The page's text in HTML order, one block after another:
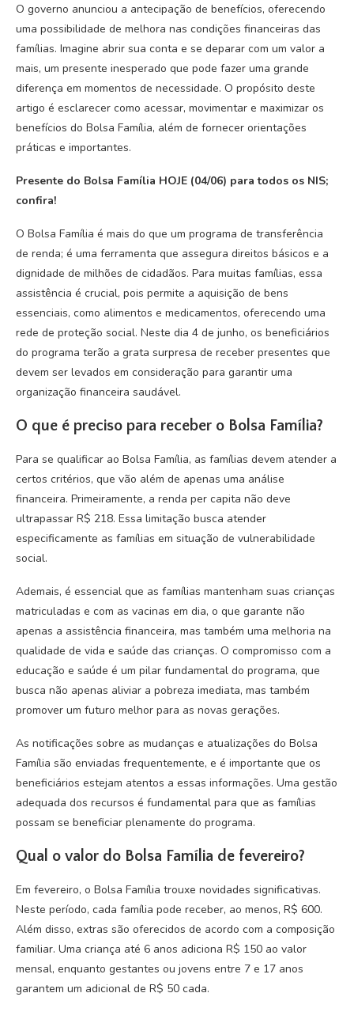
O governo anunciou a antecipação de benefícios, oferecendo
uma possibilidade de melhora nas condições financeiras das
famílias. Imagine abrir sua conta e se deparar com um valor a
mais, um presente inesperado que pode fazer uma grande
diferença em momentos de necessidade. O propósito deste
artigo é esclarecer como acessar, movimentar e maximizar os
benefícios do Bolsa Família, além de fornecer orientações
práticas e importantes.
Presente do Bolsa Família HOJE (04/06) para todos os NIS;
confira!
O Bolsa Família é mais do que um programa de transferência
de renda; é uma ferramenta que assegura direitos básicos e a
dignidade de milhões de cidadãos. Para muitas famílias, essa
assistência é crucial, pois permite a aquisição de bens
essenciais, como alimentos e medicamentos, oferecendo uma
rede de proteção social. Neste dia 4 de junho, os beneficiários
do programa terão a grata surpresa de receber presentes que
devem ser levados em consideração para garantir uma
organização financeira saudável.
O que é preciso para receber o Bolsa Família?
Para se qualificar ao Bolsa Família, as famílias devem atender a
certos critérios, que vão além de apenas uma análise
financeira. Primeiramente, a renda per capita não deve
ultrapassar R$ 218. Essa limitação busca atender
especificamente as famílias em situação de vulnerabilidade
social.
Ademais, é essencial que as famílias mantenham suas crianças
matriculadas e com as vacinas em dia, o que garante não
apenas a assistência financeira, mas também uma melhoria na
qualidade de vida e saúde das crianças. O compromisso com a
educação e saúde é um pilar fundamental do programa, que
busca não apenas aliviar a pobreza imediata, mas também
promover um futuro melhor para as novas gerações.
As notificações sobre as mudanças e atualizações do Bolsa
Família são enviadas frequentemente, e é importante que os
beneficiários estejam atentos a essas informações. Uma gestão
adequada dos recursos é fundamental para que as famílias
possam se beneficiar plenamente do programa.
Qual o valor do Bolsa Família de fevereiro?
Em fevereiro, o Bolsa Família trouxe novidades significativas.
Neste período, cada família pode receber, ao menos, R$ 600.
Além disso, extras são oferecidos de acordo com a composição
familiar. Uma criança até 6 anos adiciona R$ 150 ao valor
mensal, enquanto gestantes ou jovens entre 7 e 17 anos
garantem um adicional de R$ 50 cada.